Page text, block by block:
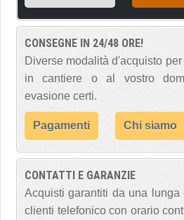
CONSEGNE IN 24/48 ORE!
Diverse modalità d'acquisto
in cantiere o al vostro
evasione certi.
Pagamenti Chi siamo
CONTATTI E GARANZIE
Acquisti garantiti da una
clienti telefonico con orario